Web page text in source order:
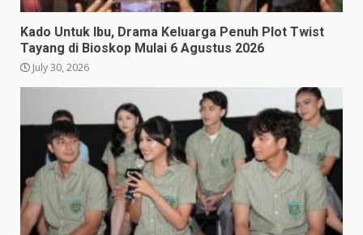
Kado Untuk Ibu, Drama Keluarga Penuh Plot Twist
Tayang di Bioskop Mulai 6 Agustus 2026
July 30, 2026